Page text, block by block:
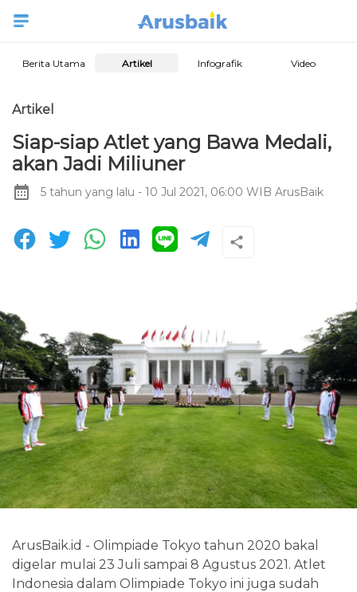
Berita Utama Artikel Infografik Video
Artikel
Siap-siap Atlet yang Bawa Medali,
akan Jadi Miliuner
5 tahun yang lalu - 10 Jul 2021, 06:00 WIB ArusBaik
ArusBaik.id - Olimpiade Tokyo tahun 2020 bakal
digelar mulai 23 Juli sampai 8 Agustus 2021. Atlet
Indonesia dalam Olimpiade Tokyo ini juga sudah